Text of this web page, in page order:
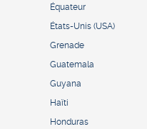
Équateur
États-Unis (USA)
Grenade
Guatemala
Guyana
Haïti
Honduras